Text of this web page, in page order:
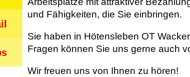
und Fähigkeiten, die Sie einbringen.
Sie haben in Hötensleben OT
Fragen können Sie uns gerne auch
Wir freuen uns von Ihnen zu hören!